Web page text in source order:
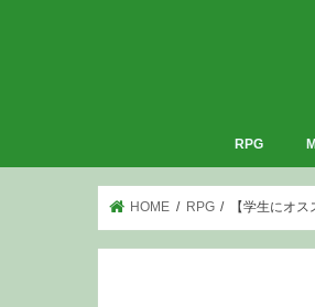
RPG
HOME RPG 【学生にオ